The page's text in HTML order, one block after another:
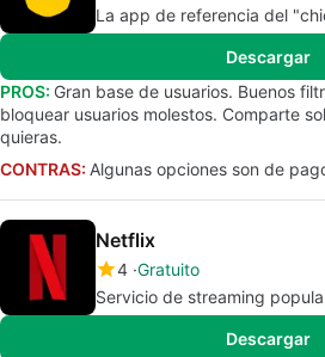
La app de referencia del
Descargar
PROS: Gran base de usuarios. Buenos
bloquear usuarios molestos. Comparte
quieras.
CONTRAS: Algunas opciones son de
Netflix
4 Gratuito
Servicio de streaming
Descargar